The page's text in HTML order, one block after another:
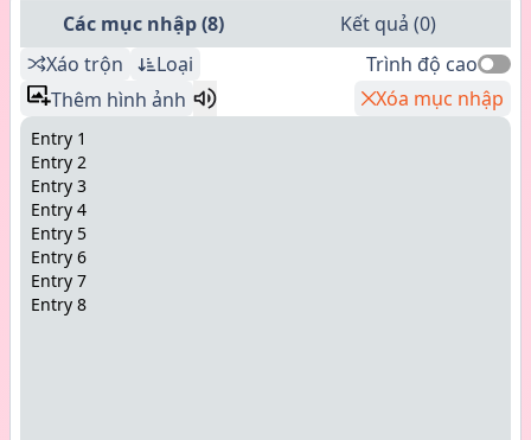
Các mục nhập(8) Kết quả (0)
Xáo trộn
Loại
Trình độ cao
Thêm hình ảnh
Xóa mục nhập
Entry 1
Entry 2
Entry 3
Entry 4
Entry 5
Entry 6
Entry 7
Entry 8